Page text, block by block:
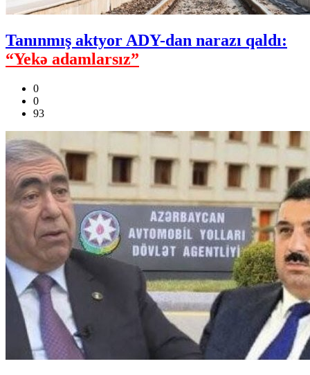
Tanınmış aktyor ADY-dan narazı qaldı:
“Yekə adamlarsız”
0
0
93